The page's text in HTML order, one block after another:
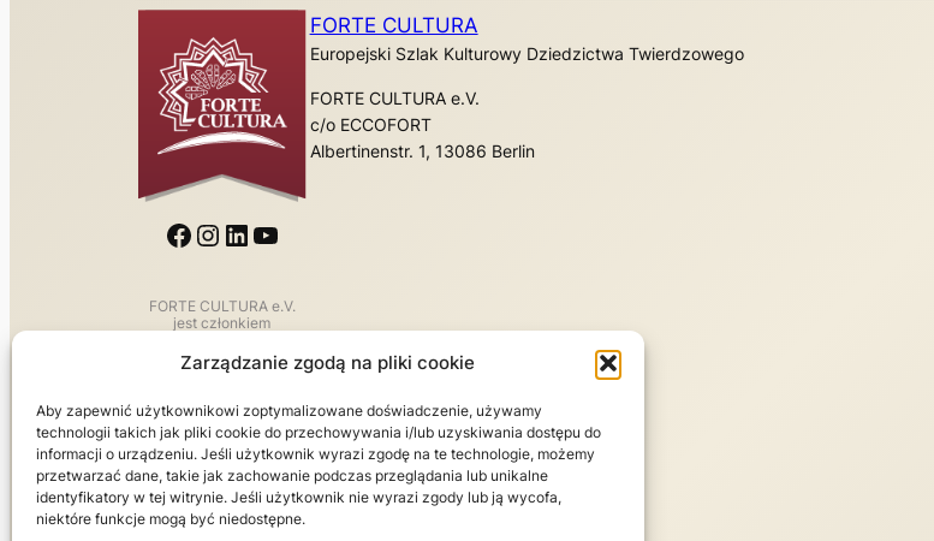
Zarządzanie zgodą na pliki cookie
Aby zapewnić użytkownikowi zoptymalizowane doświadczenie, używamy
technologii takich jak pliki cookie do przechowywania i/lub uzyskiwania dostępu do
informacji o urządzeniu. Jeśli użytkownik wyrazi zgodę na te technologie, możemy
przetwarzać dane, takie jak zachowanie podczas przeglądania lub unikalne
identyfikatory w tej witrynie. Jeśli użytkownik nie wyrazi zgody lub ją wycofa,
niektóre funkcje mogą być niedostępne.
Facebook Instagram LinkedIn YouTube
FORTE CULTURA e.V.
jest członkiem
FORTE CULTURA
Europejski Szlak Kulturowy Dziedzictwa Twierdzowego
FORTE CULTURA e.V.
c/o ECCOFORT
Albertinenstr. 1, 13086 Berlin